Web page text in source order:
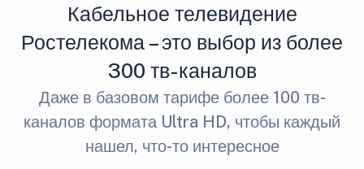
Кабельное телевидение
Ростелекома – это выбор из более
300 тв-каналов
Даже в базовом тарифе более 100 тв-
каналов формата Ultra HD, чтобы каждый
нашел, что-то интересное